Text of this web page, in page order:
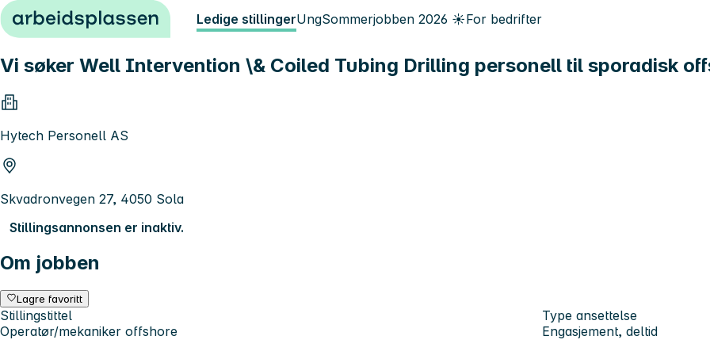
Hopp til innhold Ledige stillingerUngSommerjobben 2026 ☀️For bedrifter
Vi søker Well Intervention \& Coiled Tubing Drilling personell til sporadisk
Hytech Personell AS
Skvadronvegen 27, 4050 Sola
Stillingsannonsen er inaktiv.
Om jobben
Lagre favoritt
Stillingstittel
Operatør/mekaniker offshore
Type ansettelse
Engasjement, deltid